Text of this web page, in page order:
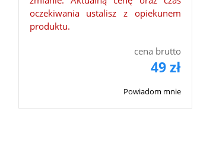
oczekiwania ustalisz z opiekunem
produktu.
cena brutto
49 zł
Powiadom mnie